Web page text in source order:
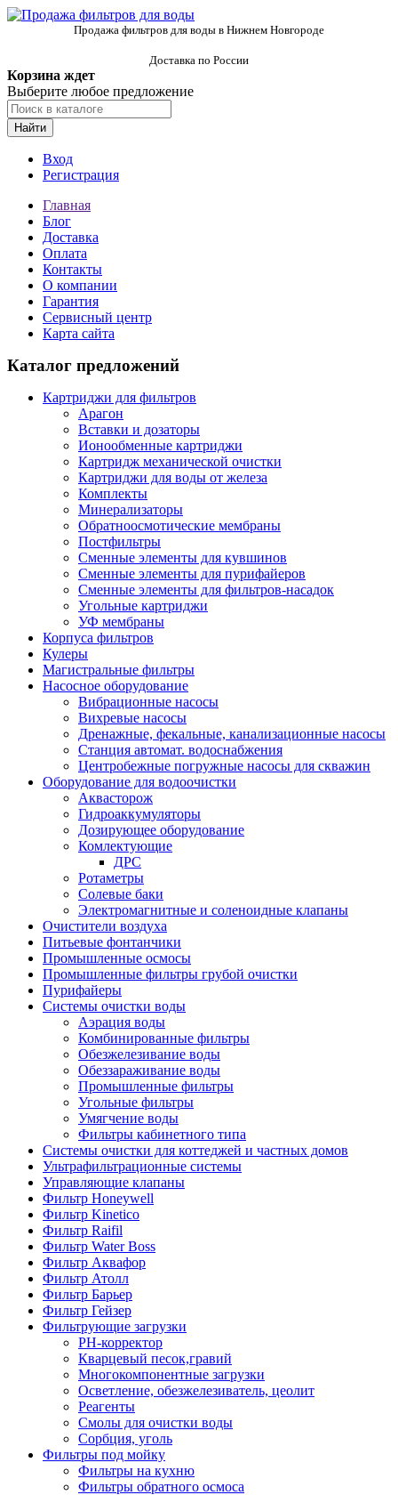
Продажа фильтров для воды в Нижнем Новгороде
Доставка по России
Корзина ждет
Выберите любое предложение
Найти
Вход
Регистрация
Главная
Блог
Доставка
Оплата
Контакты
О компании
Гарантия
Сервисный центр
Карта сайта
Каталог предложений
Картриджи для фильтров
Арагон
Вставки и дозаторы
Ионообменные картриджи
Картридж механической очистки
Картриджи для воды от железа
Комплекты
Минерализаторы
Обратноосмотические мембраны
Постфильтры
Сменные элементы для кувшинов
Сменные элементы для пурифайеров
Сменные элементы для фильтров-насадок
Угольные картриджи
УФ мембраны
Корпуса фильтров
Кулеры
Магистральные фильтры
Насосное оборудование
Вибрационные насосы
Вихревые насосы
Дренажные, фекальные, канализационные насосы
Станция автомат. водоснабжения
Центробежные погружные насосы для скважин
Оборудование для водоочистки
Аквасторож
Гидроаккумуляторы
Дозирующее оборудование
Комлектующие
ДРС
Ротаметры
Солевые баки
Электромагнитные и соленоидные клапаны
Очистители воздуха
Питьевые фонтанчики
Промышленные осмосы
Промышленные фильтры грубой очистки
Пурифайеры
Системы очистки воды
Аэрация воды
Комбинированные фильтры
Обезжелезивание воды
Обеззараживание воды
Промышленные фильтры
Угольные фильтры
Умягчение воды
Фильтры кабинетного типа
Системы очистки для коттеджей и частных домов
Ультрафильтрационные системы
Управляющие клапаны
Фильтр Honeywell
Фильтр Kinetico
Фильтр Raifil
Фильтр Water Boss
Фильтр Аквафор
Фильтр Атолл
Фильтр Барьер
Фильтр Гейзер
Фильтрующие загрузки
PH-корректор
Кварцевый песок,гравий
Многокомпонентные загрузки
Осветление, обезжелезиватель, цеолит
Реагенты
Смолы для очистки воды
Сорбция, уголь
Фильтры под мойку
Фильтры на кухню
Фильтры обратного осмоса